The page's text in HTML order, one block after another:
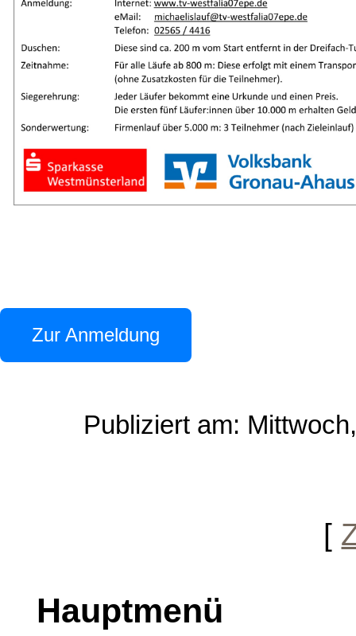
Zur Anmeldung
Publiziert am:
[
Hauptmenü